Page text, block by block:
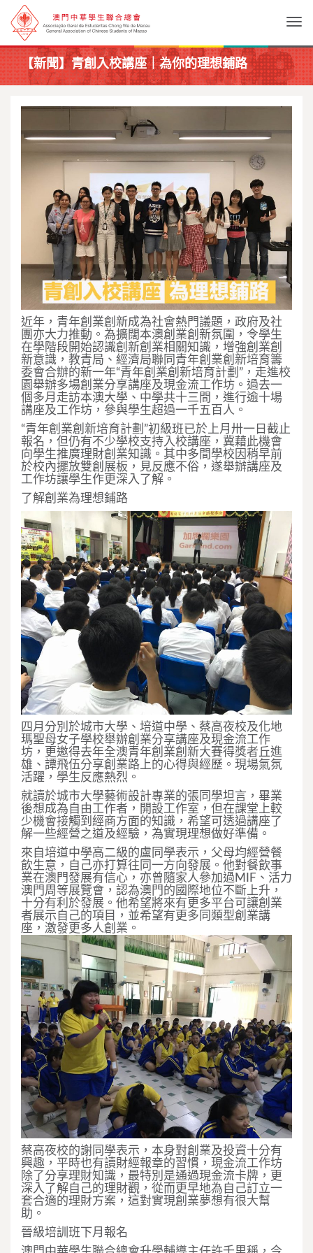
【新聞】青創入校講座｜為你的理想鋪路
近年，青年創業創新成為社會熱門議題，政府及社
團亦大力推動。為擴闊本澳創業創新氛圍，令學生
在學階段開始認識創新創業相關知識，增強創業創
新意識，教青局、經濟局聯同青年創業創新培育籌
委會合辦的新一年“青年創業創新培育計劃”，走進校
園舉辦多場創業分享講座及現金流工作坊。過去一
個多月走訪本澳大學、中學共十三間，進行逾十場
講座及工作坊，參與學生超過一千五百人。
“青年創業創新培育計劃”初級班已於上月卅一日截止
報名，但仍有不少學校支持入校講座，冀藉此機會
向學生推廣理財創業知識。其中多間學校因稍早前
於校內擺放雙創展板，見反應不俗，遂舉辦講座及
工作坊讓學生作更深入了解。
了解創業為理想鋪路
四月分別於城市大學、培道中學、蔡高夜校及化地
瑪聖母女子學校舉辦創業分享講座及現金流工作
坊，更邀得去年全澳青年創業創新大賽得獎者丘進
雄、譚飛伍分享創業路上的心得與經歷。現場氣氛
活躍，學生反應熱烈。
就讀於城市大學藝術設計專業的張同學坦言，畢業
後想成為自由工作者，開設工作室，但在課堂上較
少機會接觸到經商方面的知識，希望可透過講座了
解一些經營之道及經驗，為實現理想做好準備。
來自培道中學高二級的盧同學表示，父母均經營餐
飲生意，自己亦打算往同一方向發展。他對餐飲事
業在澳門發展有信心，亦曾隨家人參加過MIF、活力
澳門周等展覽會，認為澳門的國際地位不斷上升，
十分有利於發展。他希望將來有更多平台可讓創業
者展示自己的項目，並希望有更多同類型創業講
座，激發更多人創業。
蔡高夜校的謝同學表示，本身對創業及投資十分有
興趣，平時也有讀財經報章的習慣，現金流工作坊
除了分享理財知識，最特別是通過現金流卡牌，更
深入了解自己的理財觀，從而更早地為自己訂立一
套合適的理財方案，這對實現創業夢想有很大幫
助。
晉級培訓班下月報名